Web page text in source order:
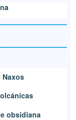
Naxos
obsidiana